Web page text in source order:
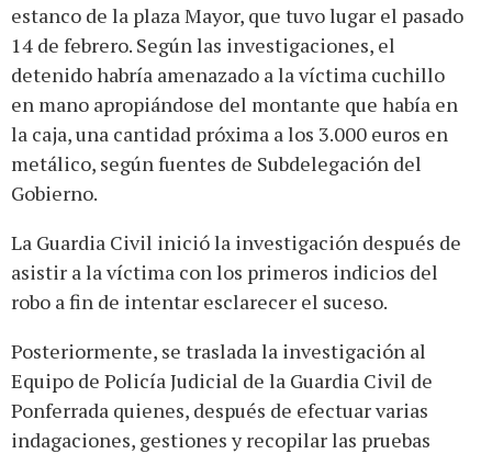
estanco de la plaza Mayor, que tuvo lugar el pasado
14 de febrero. Según las investigaciones, el
detenido habría amenazado a la víctima cuchillo
en mano apropiándose del montante que había en
la caja, una cantidad próxima a los 3.000 euros en
metálico, según fuentes de Subdelegación del
Gobierno.
La Guardia Civil inició la investigación después de
asistir a la víctima con los primeros indicios del
robo a fin de intentar esclarecer el suceso.
Posteriormente, se traslada la investigación al
Equipo de Policía Judicial de la Guardia Civil de
Ponferrada quienes, después de efectuar varias
indagaciones, gestiones y recopilar las pruebas